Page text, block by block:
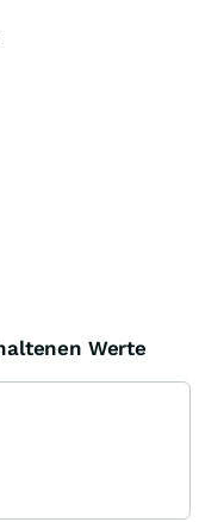
Werte